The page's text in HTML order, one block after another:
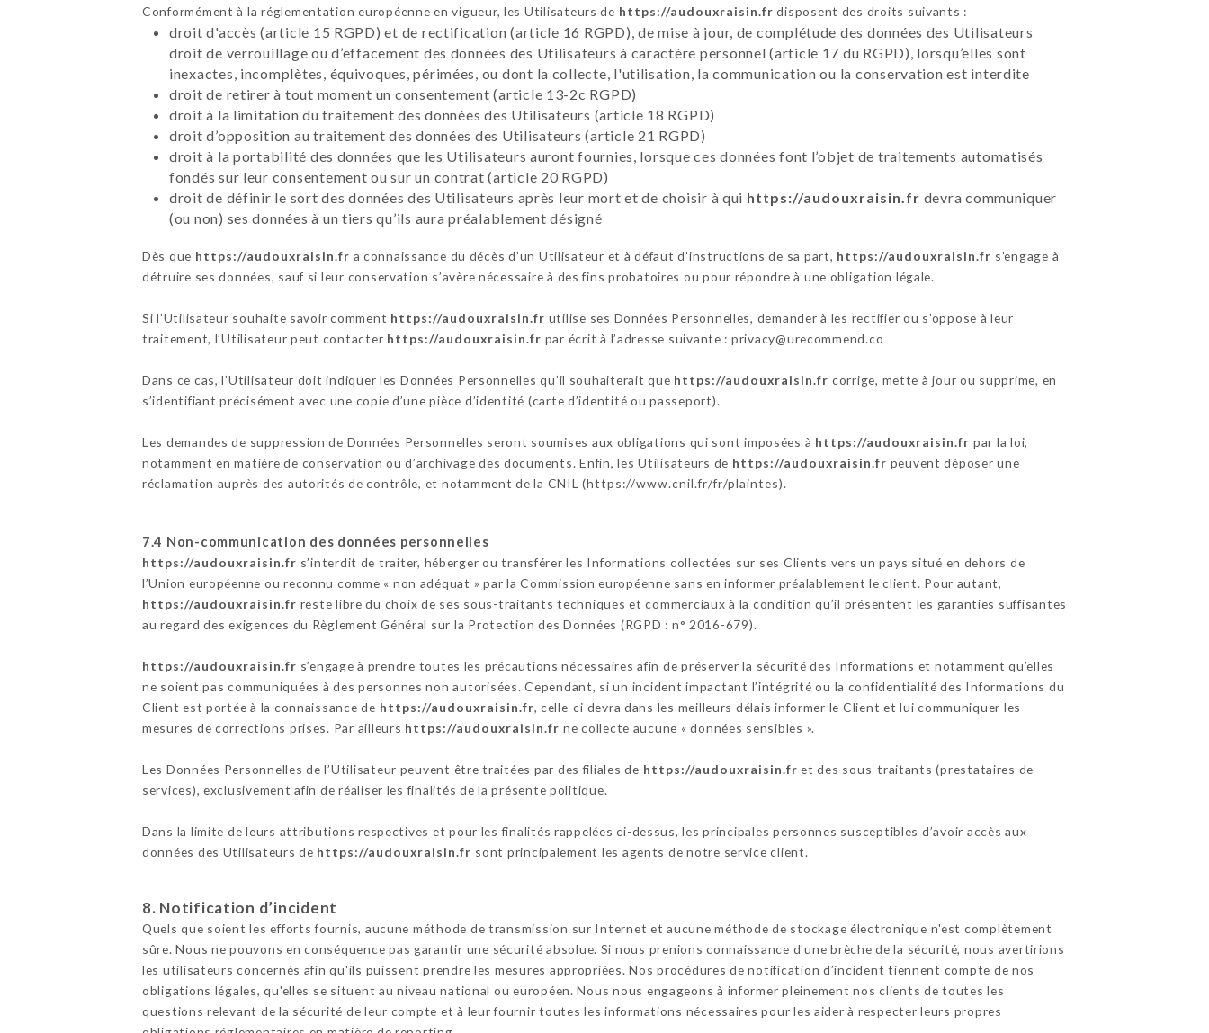
Conformément à la réglementation européenne en vigueur, les Utilisateurs de https://audouxraisin.fr disposent des droits suivants :
droit d'accès (article 15 RGPD) et de rectification (article 16 RGPD), de mise à jour, de complétude des données des Utilisateurs
droit de verrouillage ou d’effacement des données des Utilisateurs à caractère personnel (article 17 du RGPD), lorsqu’elles sont
inexactes, incomplètes, équivoques, périmées, ou dont la collecte, l'utilisation, la communication ou la conservation est interdite
droit de retirer à tout moment un consentement (article 13-2c RGPD)
droit à la limitation du traitement des données des Utilisateurs (article 18 RGPD)
droit d’opposition au traitement des données des Utilisateurs (article 21 RGPD)
droit à la portabilité des données que les Utilisateurs auront fournies, lorsque ces données font l’objet de traitements automatisés
fondés sur leur consentement ou sur un contrat (article 20 RGPD)
droit de définir le sort des données des Utilisateurs après leur mort et de choisir à qui https://audouxraisin.fr devra communiquer
(ou non) ses données à un tiers qu’ils aura préalablement désigné
Dès que https://audouxraisin.fr a connaissance du décès d’un Utilisateur et à défaut d’instructions de sa part, https://audouxraisin.fr s’engage à
détruire ses données, sauf si leur conservation s’avère nécessaire à des fins probatoires ou pour répondre à une obligation légale.
Si l’Utilisateur souhaite savoir comment https://audouxraisin.fr utilise ses Données Personnelles, demander à les rectifier ou s’oppose à leur
traitement, l’Utilisateur peut contacter https://audouxraisin.fr par écrit à l’adresse suivante : privacy@urecommend.co
Dans ce cas, l’Utilisateur doit indiquer les Données Personnelles qu’il souhaiterait que https://audouxraisin.fr corrige, mette à jour ou supprime, en
s’identifiant précisément avec une copie d’une pièce d’identité (carte d’identité ou passeport).
Les demandes de suppression de Données Personnelles seront soumises aux obligations qui sont imposées à https://audouxraisin.fr par la loi,
notamment en matière de conservation ou d’archivage des documents. Enfin, les Utilisateurs de https://audouxraisin.fr peuvent déposer une
réclamation auprès des autorités de contrôle, et notamment de la CNIL (https://www.cnil.fr/fr/plaintes).
7.4 Non-communication des données personnelles
https://audouxraisin.fr s’interdit de traiter, héberger ou transférer les Informations collectées sur ses Clients vers un pays situé en dehors de
l’Union européenne ou reconnu comme « non adéquat » par la Commission européenne sans en informer préalablement le client. Pour autant,
https://audouxraisin.fr reste libre du choix de ses sous-traitants techniques et commerciaux à la condition qu’il présentent les garanties suffisantes
au regard des exigences du Règlement Général sur la Protection des Données (RGPD : n° 2016-679).
https://audouxraisin.fr s’engage à prendre toutes les précautions nécessaires afin de préserver la sécurité des Informations et notamment qu’elles
ne soient pas communiquées à des personnes non autorisées. Cependant, si un incident impactant l’intégrité ou la confidentialité des Informations du
Client est portée à la connaissance de https://audouxraisin.fr, celle-ci devra dans les meilleurs délais informer le Client et lui communiquer les
mesures de corrections prises. Par ailleurs https://audouxraisin.fr ne collecte aucune « données sensibles ».
Les Données Personnelles de l’Utilisateur peuvent être traitées par des filiales de https://audouxraisin.fr et des sous-traitants (prestataires de
services), exclusivement afin de réaliser les finalités de la présente politique.
Dans la limite de leurs attributions respectives et pour les finalités rappelées ci-dessus, les principales personnes susceptibles d’avoir accès aux
données des Utilisateurs de https://audouxraisin.fr sont principalement les agents de notre service client.
8. Notification d’incident
Quels que soient les efforts fournis, aucune méthode de transmission sur Internet et aucune méthode de stockage électronique n'est complètement
sûre. Nous ne pouvons en conséquence pas garantir une sécurité absolue. Si nous prenions connaissance d'une brèche de la sécurité, nous avertirions
les utilisateurs concernés afin qu'ils puissent prendre les mesures appropriées. Nos procédures de notification d’incident tiennent compte de nos
obligations légales, qu'elles se situent au niveau national ou européen. Nous nous engageons à informer pleinement nos clients de toutes les
questions relevant de la sécurité de leur compte et à leur fournir toutes les informations nécessaires pour les aider à respecter leurs propres